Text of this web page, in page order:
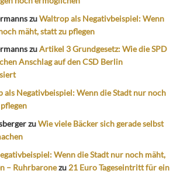
zuWaltrop als Negativbeispiel: Wenn
mäht, statt zu pflegen
zuArtikel 3 Grundgesetz: Wie die SPD
Anschlag auf den CSD Berlin
als Negativbeispiel: Wenn die Stadt nur noch
zuWie viele Bäcker sich gerade selbst
Wenn die Stadt nur noch mäht,
– Ruhrbaronezu 21 Euro Tageseintritt für ein